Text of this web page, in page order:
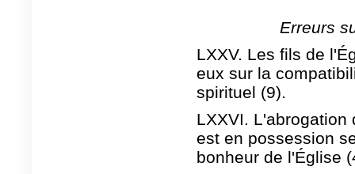
Erreurs
LXXV. Les fils de
eux sur la
spirituel (9).
LXXVI.
est en possession
bonheur de l'Église